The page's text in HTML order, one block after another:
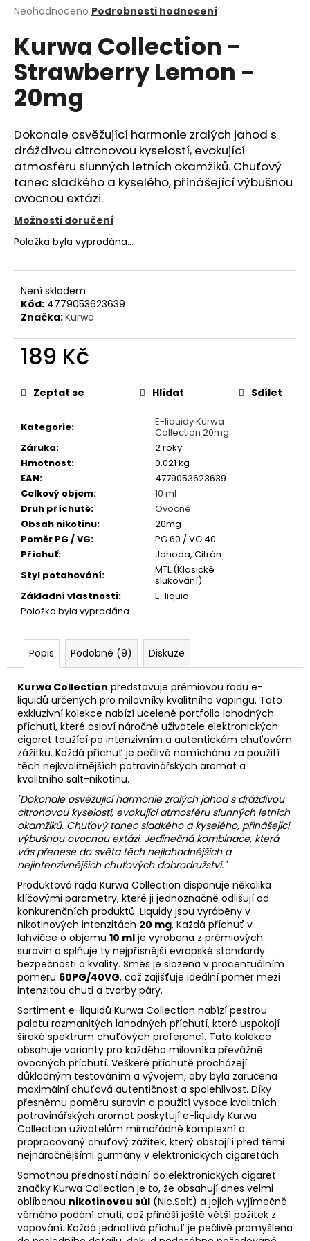
Průměrné
produktu
je
0,0
z
5
hvězdiček.
Neohodnoceno Podrobnosti hodnocení
Kurwa Collection -
Strawberry Lemon -
20mg
Dokonale osvěžující harmonie zralých jahod s
dráždivou citronovou kyselostí, evokující
atmosféru slunných letních okamžiků. Chuťový
tanec sladkého a kyselého, přinášející výbušnou
ovocnou extázi.
Možnosti doručení
Položka byla vyprodána…
Není skladem
Kód: 4779053623639
Značka:Kurwa
189 Kč
Měrná
cena:
Kategorie:
E-liquidy Kurwa
Collection 20mg
Záruka:
2 roky
Hmotnost:
0.021 kg
EAN:
4779053623639
Celkový objem:
10 ml
Druh příchutě:
Ovocné
Obsah nikotinu:
20mg
Poměr PG / VG:
PG 60 / VG 40
Příchuť:
Jahoda, Citrón
Styl potahování:
MTL (Klasické
šlukování)
Základní vlastnosti:
E-liquid
Položka byla vyprodána…
Zeptat se Hlídat Sdílet
Popis Podobné (9) Diskuze
Kurwa Collection představuje prémiovou řadu e-
liquidů určených pro milovníky kvalitního vapingu. Tato
exkluzivní kolekce nabízí ucelené portfolio lahodných
příchutí, které osloví náročné uživatele elektronických
cigaret toužící po intenzivním a autentickém chuťovém
zážitku. Každá příchuť je pečlivě namíchána za použití
těch nejkvalitnějších potravinářských aromat a
kvalitního salt-nikotinu.
"Dokonale osvěžující harmonie zralých jahod s dráždivou
citronovou kyselostí, evokující atmosféru slunných letních
okamžiků. Chuťový tanec sladkého a kyselého, přinášející
výbušnou ovocnou extázi. Jedinečná kombinace, která
vás přenese do světa těch nejlahodnějších a
nejintenzivnějších chuťových dobrodružství."
Produktová řada Kurwa Collection disponuje několika
klíčovými parametry, které ji jednoznačně odlišují od
konkurenčních produktů. Liquidy jsou vyráběny v
nikotinových intenzitách 20 mg. Každá příchuť v
lahvičce o objemu 10 ml je vyrobena z prémiových
surovin a splňuje ty nejpřísnější evropské standardy
bezpečnosti a kvality. Směs je složena v procentuálním
poměru 60PG/40VG, což zajišťuje ideální poměr mezi
intenzitou chuti a tvorby páry.
Sortiment e-liquidů Kurwa Collection nabízí pestrou
paletu rozmanitých lahodných příchutí, které uspokojí
široké spektrum chuťových preferencí. Tato kolekce
obsahuje varianty pro každého milovníka převážně
ovocných příchutí. Veškeré příchutě procházejí
důkladným testováním a vývojem, aby byla zaručena
maximální chuťová autentičnost a spolehlivost. Díky
přesnému poměru surovin a použití vysoce kvalitních
potravinářských aromat poskytují e-liquidy Kurwa
Collection uživatelům mimořádně komplexní a
propracovaný chuťový zážitek, který obstojí i před těmi
nejnáročnějšími gurmány v elektronických cigaretách.
Samotnou předností náplní do elektronických cigaret
značky Kurwa Collection je to, že obsahují dnes velmi
oblíbenou nikotinovou sůl (Nic.Salt) a jejich vyjímečně
věrného podání chuti, což přináší ještě větší požitek z
vapování. Každá jednotlivá příchuť je pečlivě promyšlena
a
j
í
t
?
HLEDAT
D
o
p
o
u
č
j
m
e
VAPORESSO
GTX
0,8OHM
MESH
ŽHAVÍCÍ
HLAVA
78
Kč